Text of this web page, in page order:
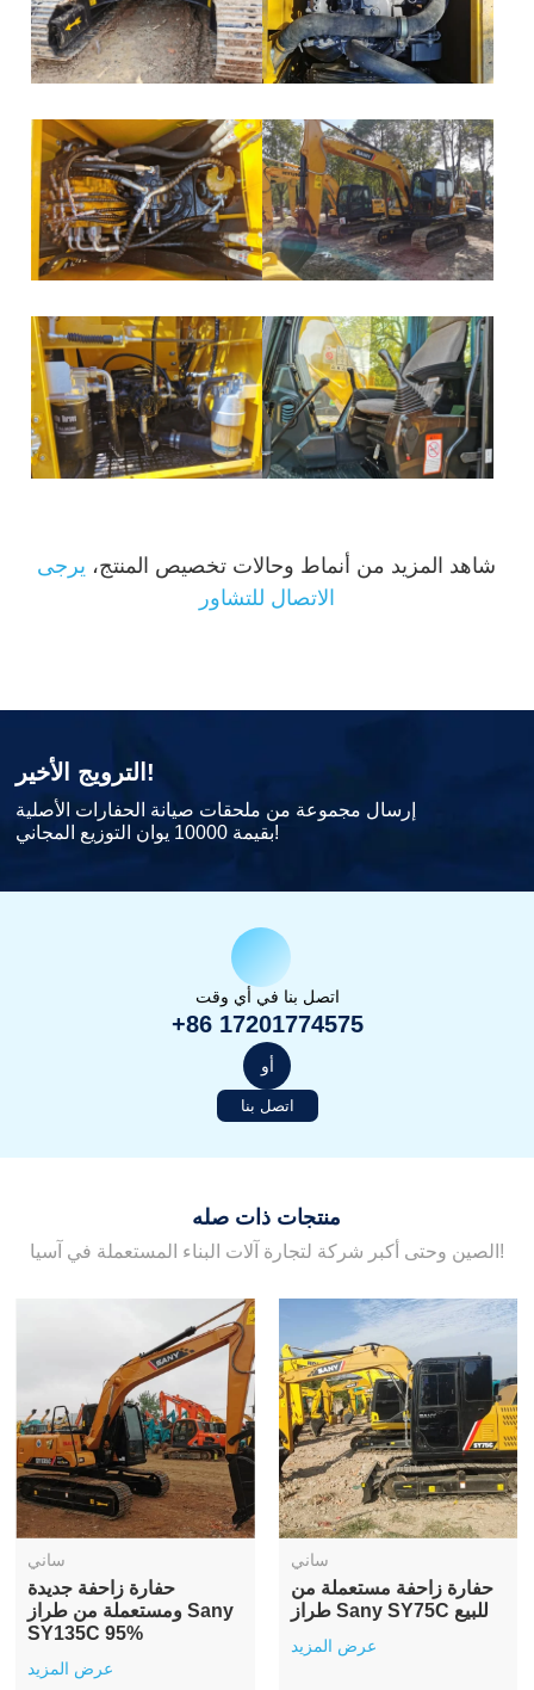
شاهد المزيد من أنماط وحالات تخصيص المنتج، يرجى
الاتصال للتشاور
الترويج الأخير!
إرسال مجموعة من ملحقات صيانة الحفارات الأصلية
بقيمة 10000 يوان التوزيع المجاني!
اتصل بنا في أي وقت
+86 17201774575
أو
اتصل بنا
منتجات ذات صله
الصين وحتى أكبر شركة لتجارة آلات البناء المستعملة في آسيا!
ساني
حفارة زاحفة جديدة
ومستعملة من طراز Sany
SY135C 95%
عرض المزيد
ساني
حفارة زاحفة مستعملة من
طراز Sany SY75C للبيع
عرض المزيد